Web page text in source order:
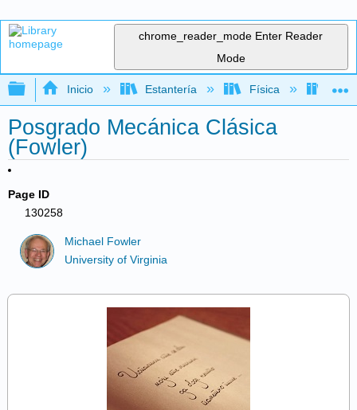
chrome_reader_mode Enter Reader
Mode
Expandir/contraer jerarquía global
Inicio Estantería Física
Posgrado Mecánica Clásica
(Fowler)
Page ID
130258
Michael Fowler
University of Virginia